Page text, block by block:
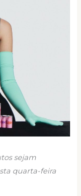
sejam
quarta-feira